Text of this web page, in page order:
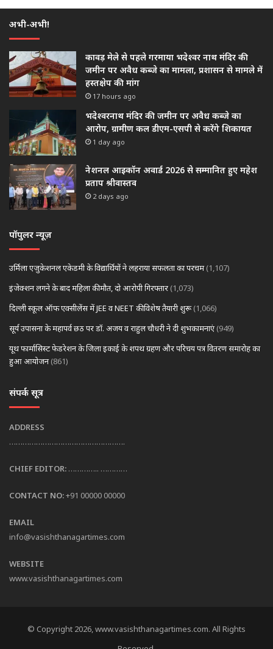
अभी-अभी!
कावड़ मेले से पहले गरमाया भदेश्वर नाथ मंदिर की
जमीन पर अवैध कब्जे का मामला, प्रशासन से मामले में
हस्तक्षेप की मांग
17 hours ago
भदेश्वरनाथ मंदिर की जमीन पर अवैध कब्जे का
आरोप, ग्रामीण कल डीएम-एसपी से करेंगे शिकायत
1 day ago
नेशनल आइकॉन अवार्ड 2026 से सम्मानित हुए महेश
प्रताप श्रीवास्तव
2 days ago
पॉपुलर न्यूज़
उर्मिला एजुकेशनल एकेडमी के विद्यार्थियों ने लहराया सफलता का परचम (1,107)
इंजेक्शन लगने के बाद महिला की मौत, दो आरोपी गिरफ्तार (1,073)
दिल्ली स्कूल ऑफ एक्सीलेंस में JEE व NEET की विशेष तैयारी शुरू (1,066)
सूर्य उपासना के महापर्व छठ पर डॉ. अजय व राहुल चौधरी ने दी शुभकामनाएं (949)
यूथ फार्मासिस्ट फेडरेशन के जिला इकाई के शपथ ग्रहण और परिचय पत्र वितरण समारोह का
हुआ आयोजन (861)
संपर्क सूत्र
ADDRESS
…………………………………………….
CHIEF EDITOR: ………….. …………
CONTACT NO:+91 00000 00000
EMAIL
info@vasishthanagartimes.com
WEBSITE
www.vasishthanagartimes.com
© Copyright 2026, www.vasishthanagartimes.com. All Rights